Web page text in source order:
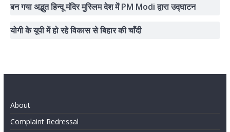
बन गया अद्भुत हिन्दू मंदिर मुस्लिम देश में PM Modi द्वारा उद्घाटन
योगी के यूपी में हो रहे विकास से बिहार की चाँदी
About
Complaint Redressal